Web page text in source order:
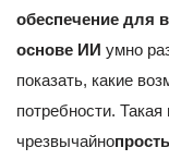
обеспечение для
основе ИИ умно
показать, какие
потребности.
чрезвычайно